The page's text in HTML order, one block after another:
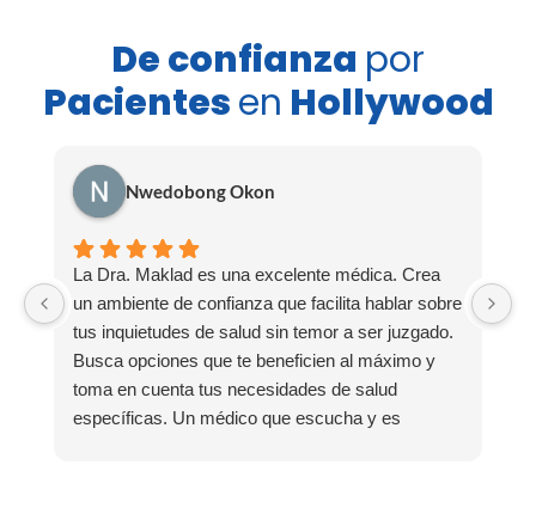
De confianza por
Pacientesen Hollywood
Nwedobong Okon
La Dra. Maklad es una excelente médica. Crea
un ambiente de confianza que facilita hablar sobre
tus inquietudes de salud sin temor a ser juzgado.
Busca opciones que te beneficien al máximo y
toma en cuenta tus necesidades de salud
específicas. Un médico que escucha y es